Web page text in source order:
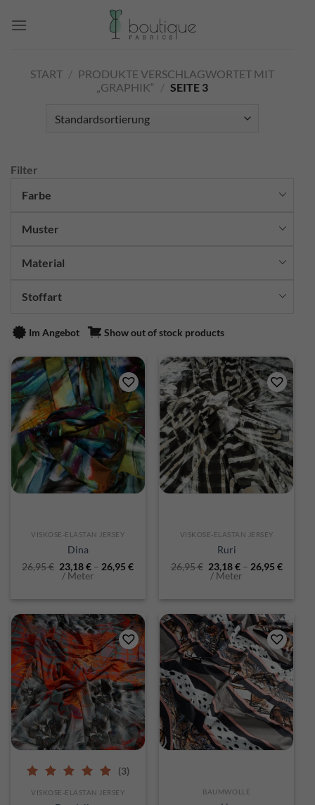
Inhalt
START / PRODUKTE VERSCHLAGWORTET MIT
„GRAPHIK“ / SEITE 3
Filter
Farbe
Muster
Material
Stoffart
Im Angebot Show out of stock products
VISKOSE-ELASTAN JERSEY
Dina
26,95€ 23,18€ – 26,95€
/ Meter
VISKOSE-ELASTAN JERSEY
Ruri
26,95€ 23,18€– 26,95 €
/ Meter
5.00out of 5
(3)
VISKOSE-ELASTAN JERSEY BAUMWOLLE